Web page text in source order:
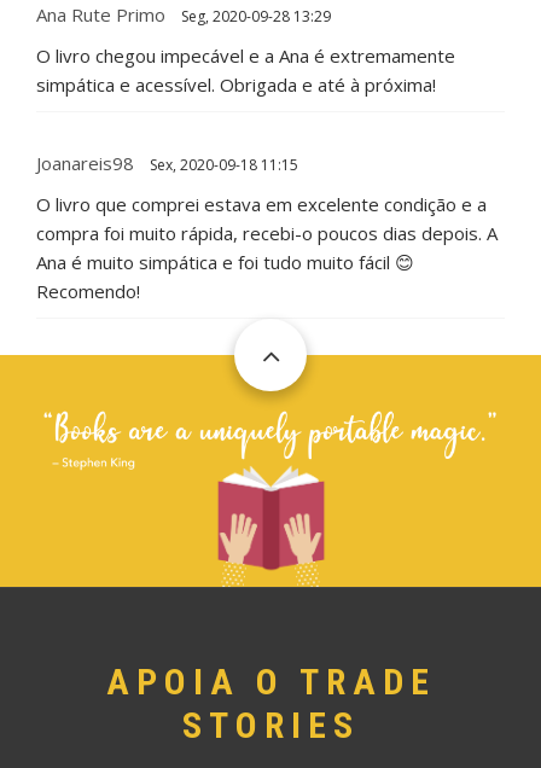
Ana Rute Primo Seg, 2020-09-28 13:29
O livro chegou impecável e a Ana é extremamente
simpática e acessível. Obrigada e até à próxima!
Joanareis98 Sex, 2020-09-18 11:15
O livro que comprei estava em excelente condição e a
compra foi muito rápida, recebi-o poucos dias depois. A
Ana é muito simpática e foi tudo muito fácil 😊
Recomendo!
APOIA O TRADE
STORIES